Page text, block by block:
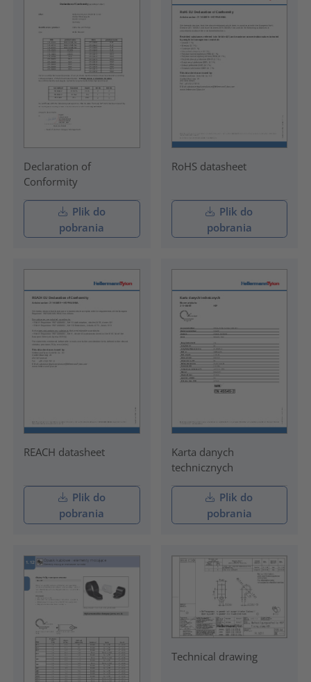
Declaration of
Conformity
Plik do
pobrania
RoHS datasheet
Plik do
pobrania
REACH datasheet
Plik do
pobrania
Karta danych
technicznych
Plik do
pobrania
Technical drawing